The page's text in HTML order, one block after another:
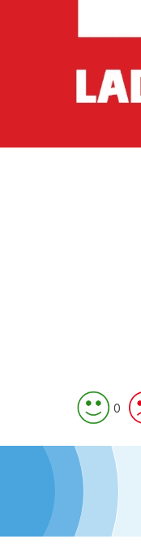
0